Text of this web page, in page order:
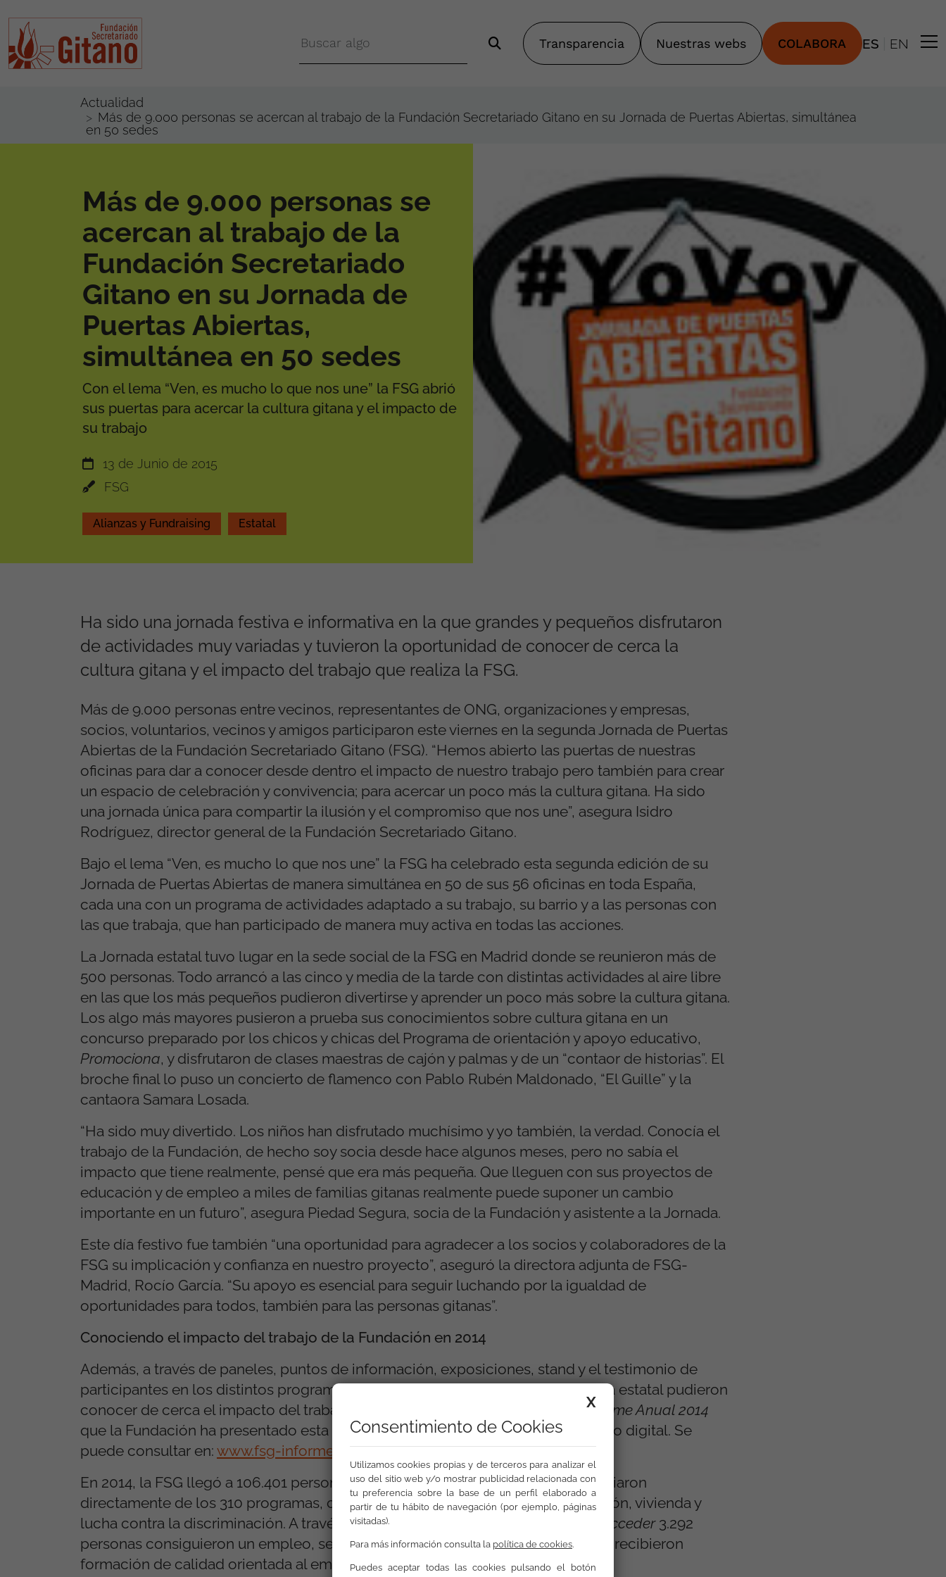
Transparencia Nuestras webs COLABORA ES EN
Actualidad
Más de 9.000 personas se acercan al trabajo de la Fundación Secretariado Gitano en su Jornada de Puertas Abiertas, simultánea
en 50 sedes
Más de 9.000 personas se
acercan al trabajo de la
Fundación Secretariado
Gitano en su Jornada de
Puertas Abiertas,
simultánea en 50 sedes
Con el lema “Ven, es mucho lo que nos une” la FSG abrió
sus puertas para acercar la cultura gitana y el impacto de
su trabajo
13 de Junio de 2015
FSG
Alianzas y Fundraising Estatal
Ha sido una jornada festiva e informativa en la que grandes y pequeños disfrutaron
de actividades muy variadas y tuvieron la oportunidad de conocer de cerca la
cultura gitana y el impacto del trabajo que realiza la FSG.
Más de 9.000 personas entre vecinos, representantes de ONG, organizaciones y empresas,
socios, voluntarios, vecinos y amigos participaron este viernes en la segunda Jornada de Puertas
Abiertas de la Fundación Secretariado Gitano (FSG). “Hemos abierto las puertas de nuestras
oficinas para dar a conocer desde dentro el impacto de nuestro trabajo pero también para crear
un espacio de celebración y convivencia; para acercar un poco más la cultura gitana. Ha sido
una jornada única para compartir la ilusión y el compromiso que nos une”, asegura Isidro
Rodríguez, director general de la Fundación Secretariado Gitano.
Bajo el lema “Ven, es mucho lo que nos une” la FSG ha celebrado esta segunda edición de su
Jornada de Puertas Abiertas de manera simultánea en 50 de sus 56 oficinas en toda España,
cada una con un programa de actividades adaptado a su trabajo, su barrio y a las personas con
las que trabaja, que han participado de manera muy activa en todas las acciones.
La Jornada estatal tuvo lugar en la sede social de la FSG en Madrid donde se reunieron más de
500 personas. Todo arrancó a las cinco y media de la tarde con distintas actividades al aire libre
en las que los más pequeños pudieron divertirse y aprender un poco más sobre la cultura gitana.
Los algo más mayores pusieron a prueba sus conocimientos sobre cultura gitana en un
concurso preparado por los chicos y chicas del Programa de orientación y apoyo educativo,
Promociona, y disfrutaron de clases maestras de cajón y palmas y de un “contaor de historias”. El
broche final lo puso un concierto de flamenco con Pablo Rubén Maldonado, “El Guille” y la
cantaora Samara Losada.
“Ha sido muy divertido. Los niños han disfrutado muchísimo y yo también, la verdad. Conocía el
trabajo de la Fundación, de hecho soy socia desde hace algunos meses, pero no sabía el
impacto que tiene realmente, pensé que era más pequeña. Que lleguen con sus proyectos de
educación y de empleo a miles de familias gitanas realmente puede suponer un cambio
importante en un futuro”, asegura Piedad Segura, socia de la Fundación y asistente a la Jornada.
Este día festivo fue también “una oportunidad para agradecer a los socios y colaboradores de la
FSG su implicación y confianza en nuestro proyecto”, aseguró la directora adjunta de FSG-
Madrid, Rocío García. “Su apoyo es esencial para seguir luchando por la igualdad de
oportunidades para todos, también para las personas gitanas”.
Conociendo el impacto del trabajo de la Fundación en 2014
Además, a través de paneles, puntos de información, exposiciones, stand y el testimonio de
participantes en los distintos programas, los más de 500 asistentes a la Jornada estatal pudieron
conocer de cerca el impacto del trabajo de la FSG en 2014, recogido en el
Informe Anual 2014
que la Fundación ha presentado esta semana y que este año aparece en formato digital. Se
puede consultar en: www.fsg-informeanual.org
En 2014, la FSG llegó a 106.401 personas, la mayoría gitanas, y 35.136 se beneficiaron
directamente de los 310 programas, centrados sobre todo en empleo, educación, vivienda y
lucha contra la discriminación. A través del Programa de formación y empleo
Acceder3.292
personas consiguieron un empleo, se firmaron 5.109 contratos y 4.213 personas recibieron
formación de calidad orientada al empleo.
X
Consentimiento de Cookies
Utilizamos cookies propias y de terceros para analizar el
uso del sitio web y/o mostrar publicidad relacionada con
tu preferencia sobre la base de un perfil elaborado a
partir de tu hábito de navegación (por ejemplo, páginas
visitadas).
Para más información consulta la política de cookies.
Puedes aceptar todas las cookies pulsando el botón